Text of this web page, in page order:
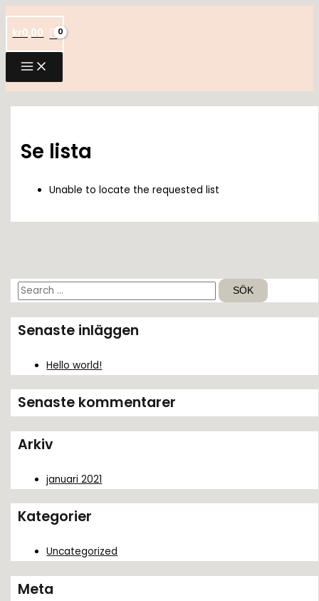
till
innehåll
kr0,00
S
k
e
:
Senaste inläggen
Hello world!
Senaste kommentarer
Arkiv
januari 2021
Kategorier
Uncategorized
Meta
Se lista
Unable to locate the requested list